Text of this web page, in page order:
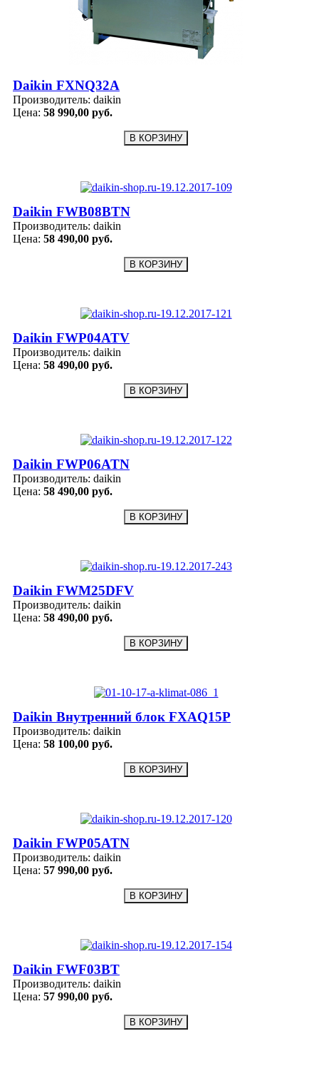
Daikin FXNQ32A
Производитель: daikin
Цена: 58 990,00 руб.
Daikin FWB08BTN
Производитель: daikin
Цена: 58 490,00 руб.
Daikin FWP04ATV
Производитель: daikin
Цена: 58 490,00 руб.
Daikin FWP06ATN
Производитель: daikin
Цена: 58 490,00 руб.
Daikin FWM25DFV
Производитель: daikin
Цена: 58 490,00 руб.
Daikin Внутренний блок FXAQ15P
Производитель: daikin
Цена: 58 100,00 руб.
Daikin FWP05ATN
Производитель: daikin
Цена: 57 990,00 руб.
Daikin FWF03BT
Производитель: daikin
Цена: 57 990,00 руб.